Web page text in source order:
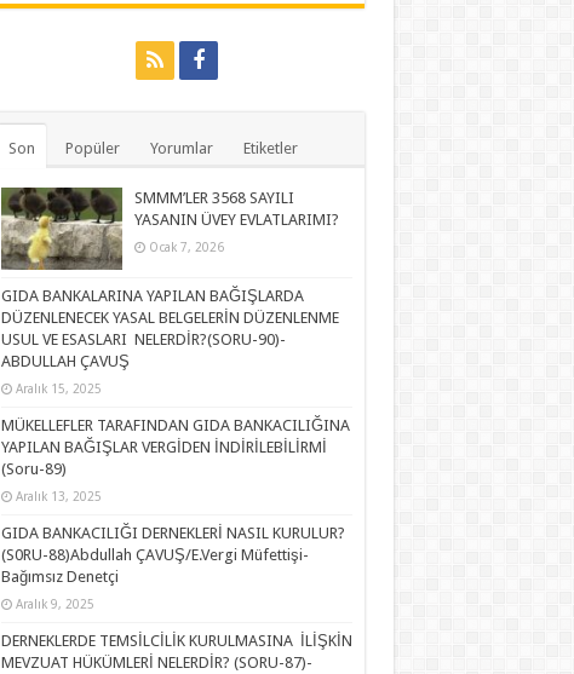
Son Popüler Yorumlar Etiketler
SMMM’LER 3568 SAYILI
YASANIN ÜVEY EVLATLARIMI?
Ocak 7, 2026
GIDA BANKALARINA YAPILAN BAĞIŞLARDA
DÜZENLENECEK YASAL BELGELERİN DÜZENLENME
USUL VE ESASLARI NELERDİR?(SORU-90)-
ABDULLAH ÇAVUŞ
Aralık 15, 2025
MÜKELLEFLER TARAFINDAN GIDA BANKACILIĞINA
YAPILAN BAĞIŞLAR VERGİDEN İNDİRİLEBİLİRMİ
(Soru-89)
Aralık 13, 2025
GIDA BANKACILIĞI DERNEKLERİ NASIL KURULUR?
(S0RU-88)Abdullah ÇAVUŞ/E.Vergi Müfettişi-
Bağımsız Denetçi
Aralık 9, 2025
DERNEKLERDE TEMSİLCİLİK KURULMASINA İLİŞKİN
MEVZUAT HÜKÜMLERİ NELERDİR? (SORU-87)-